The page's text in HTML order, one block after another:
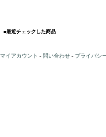
■最近チェックした商品
マイアカウント - 問い合わせ - プライバシ